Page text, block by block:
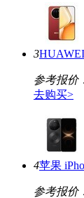
3
参考报价
去购买>
4苹果
参考报价